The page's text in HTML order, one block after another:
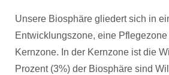
Unsere Biosphäre gliedert sich in
Entwicklungszone, eine
Kernzone. In der Kernzone ist die
Prozent (3%) der Biosphäre sind